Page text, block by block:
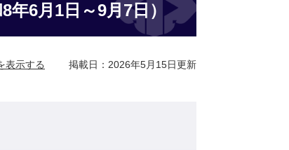
6月1日～9月7日）
表示する 掲載日：2026年5月15日更新